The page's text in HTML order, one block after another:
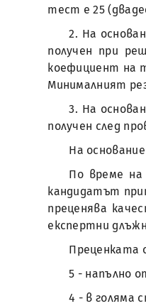
тест е 25
2. На
получен при
коефициент на
Минималният
3. На
получен след
На
По време на
кандидатът
преценява
експертни
Преценката
5 - напълно
4 - в голяма